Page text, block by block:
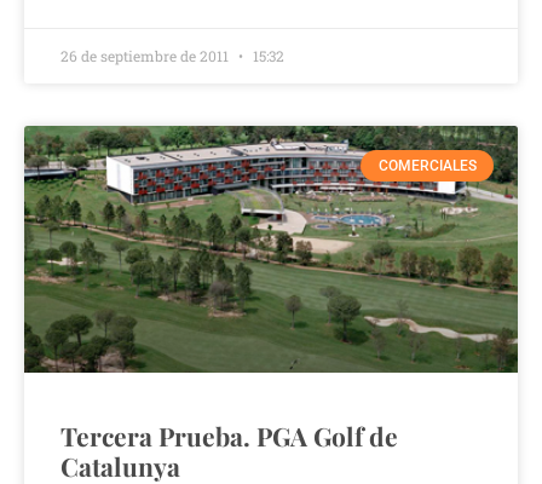
26 de septiembre de 2011 15:32
COMERCIALES
Tercera Prueba. PGA Golf de
Catalunya